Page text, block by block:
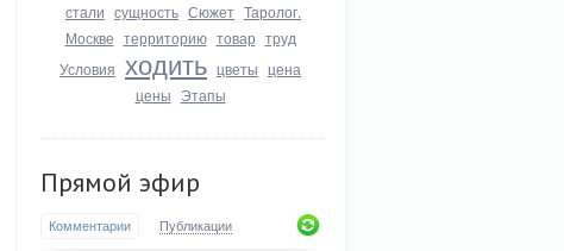
стали сущность Сюжет Таролог.
Москве территорию товар труд
Условия ходить цветы цена
цены Этапы
Прямой эфир
Комментарии Публикации